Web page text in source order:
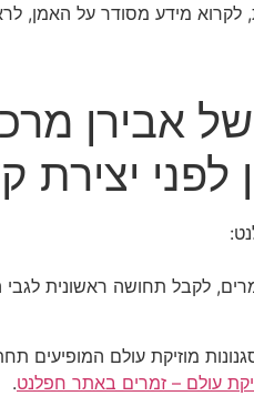
מידע מסודר על האמן,
אבירן
לפני יצירת
לקבל תחושה ראשונית לגבי
מוזיקת עולם המופיעים
.